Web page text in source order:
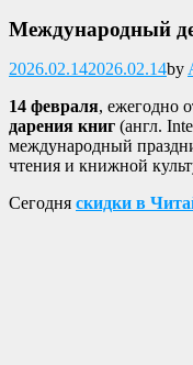
Международный
Опубликовано
2026.02.142026.02.14by
14 февраля, ежегодно
дарения книг (англ.
международный
чтения и книжной
Сегодня скидки в